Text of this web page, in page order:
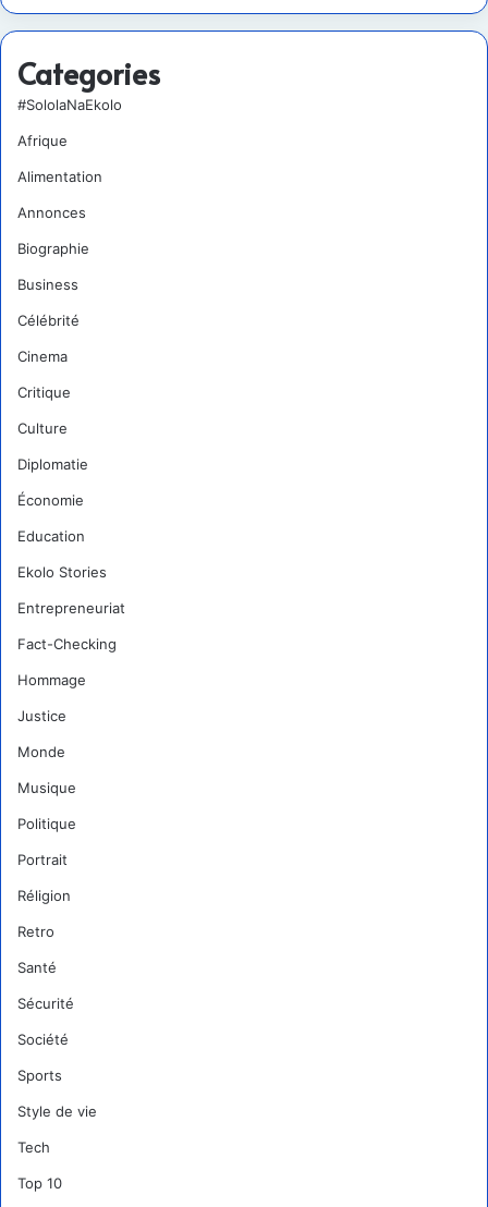
Categories
#SololaNaEkolo
Afrique
Alimentation
Annonces
Biographie
Business
Célébrité
Cinema
Critique
Culture
Diplomatie
Économie
Education
Ekolo Stories
Entrepreneuriat
Fact-Checking
Hommage
Justice
Monde
Musique
Politique
Portrait
Réligion
Retro
Santé
Sécurité
Société
Sports
Style de vie
Tech
Top 10